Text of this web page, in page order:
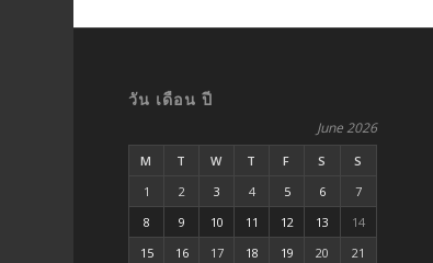
วัน เดือน ปี
June 2026
M T W T F S
S
1
2 3 4 5 6
7
8
9 10 11 12 13
14
15
16 17 18 19 20
21